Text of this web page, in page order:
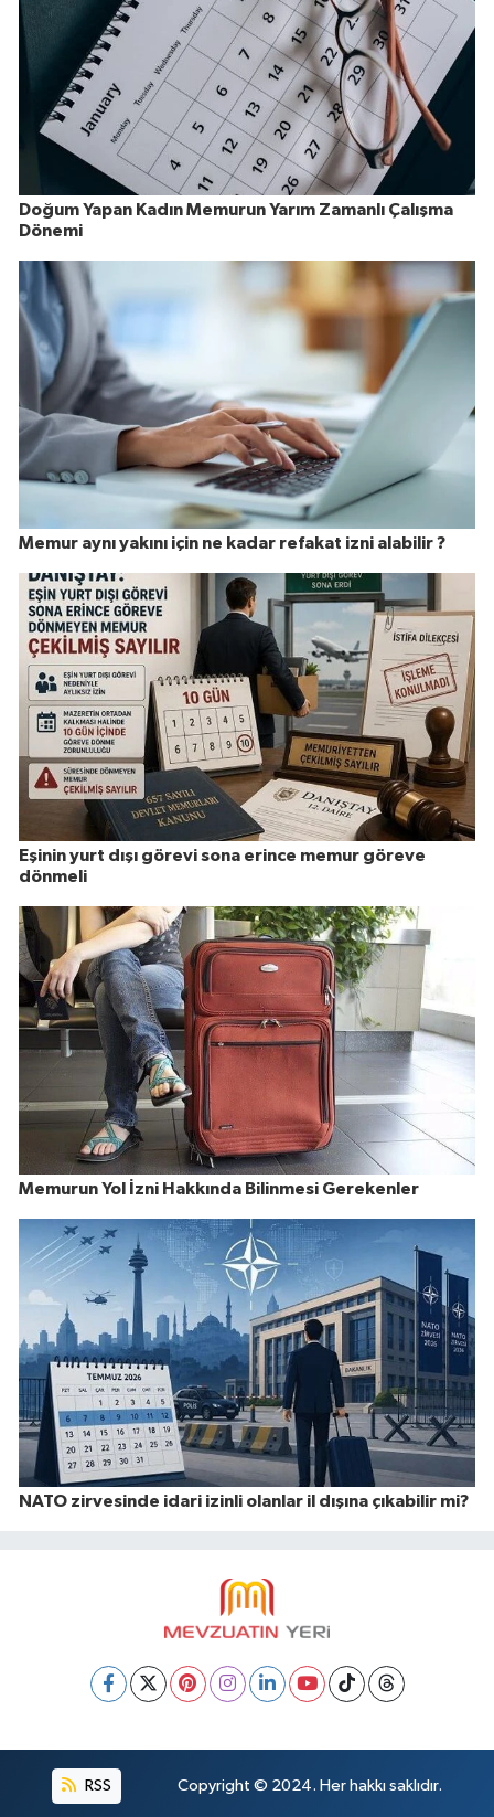
Doğum Yapan Kadın Memurun Yarım Zamanlı Çalışma
Dönemi
Memur aynı yakını için ne kadar refakat izni alabilir ?
Eşinin yurt dışı görevi sona erince memur göreve
dönmeli
Memurun Yol İzni Hakkında Bilinmesi Gerekenler
NATO zirvesinde idari izinli olanlar il dışına çıkabilir mi?
RSS Copyright © 2024. Her hakkı saklıdır.